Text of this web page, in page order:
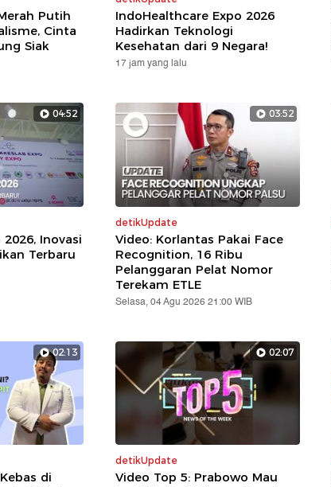
Putih
Cinta
Siak
IndoHealthcare Expo 2026
Hadirkan Teknologi
Kesehatan dari 9 Negara!
17 jam yang lalu
04:52
Inovasi
Terbaru
03:52
detikUpdate
Video: Korlantas Pakai Face
Recognition, 16 Ribu
Pelanggaran Pelat Nomor
Terekam ETLE
Selasa, 04 Agu 2026 21:00 WIB
02:13
di
02:07
detikUpdate
Video Top 5: Prabowo Mau